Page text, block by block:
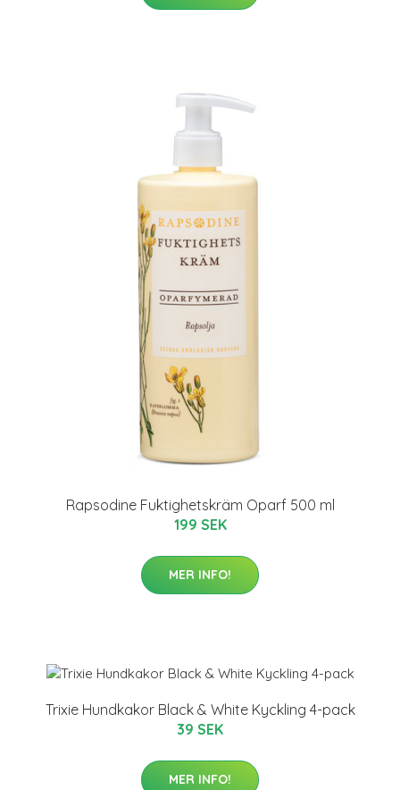
Rapsodine Fuktighetskräm Oparf 500 ml
199 SEK
MER INFO!
Trixie Hundkakor Black & White Kyckling 4-pack
39 SEK
MER INFO!